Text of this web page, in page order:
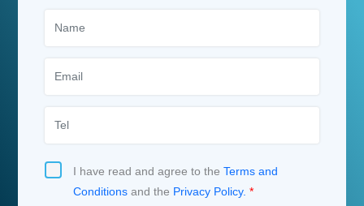
I have read and agree to theTerms and
Conditions and the Privacy Policy. *